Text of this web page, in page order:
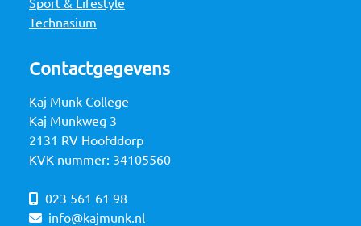
Technasium
Contactgegevens
Kaj Munk College
Kaj Munkweg 3
2131 RV Hoofddorp
KVK-nummer: 34105560
023 561 61 98
info@kajmunk.nl